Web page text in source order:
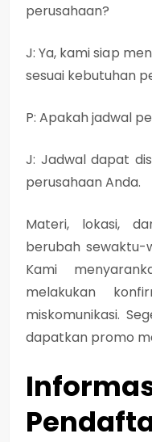
perusahaan?
J: Ya, kami siap
sesuai kebutuhan
P: Apakah jadwal
J: Jadwal dapat
perusahaan Anda.
Materi, lokasi,
berubah sewaktu-
Kami
melakukan
miskomunikasi.
dapatkan promo